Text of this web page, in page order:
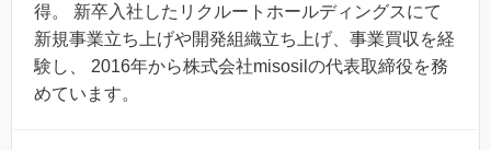
得。 新卒入社したリクルートホールディングスにて
新規事業立ち上げや開発組織立ち上げ、事業買収を経
験し、 2016年から株式会社misosilの代表取締役を務
めています。